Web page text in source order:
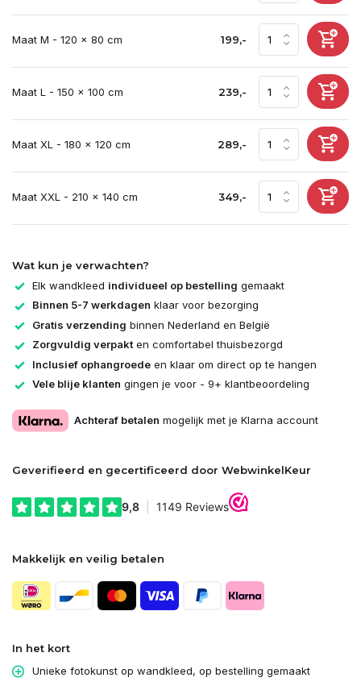
Maat M - 120 x 80 cm 199,-
Maat L - 150 x 100 cm 239,-
Maat XL - 180 x 120 cm 289,-
Maat XXL - 210 x 140 cm 349,-
Wat kun je verwachten?
Elk wandkleed individueel op bestelling gemaakt
Binnen 5-7 werkdagen klaar voor bezorging
Gratis verzending binnen Nederland en België
Zorgvuldig verpakten comfortabel thuisbezorgd
Inclusief ophangroede en klaar om direct op te hangen
Vele blije klanten gingen je voor - 9+ klantbeoordeling
Achteraf betalen mogelijk met je Klarna account
Geverifieerd en gecertificeerd door WebwinkelKeur
Makkelijk en veilig betalen
In het kort
Unieke fotokunst op wandkleed, op bestelling gemaakt